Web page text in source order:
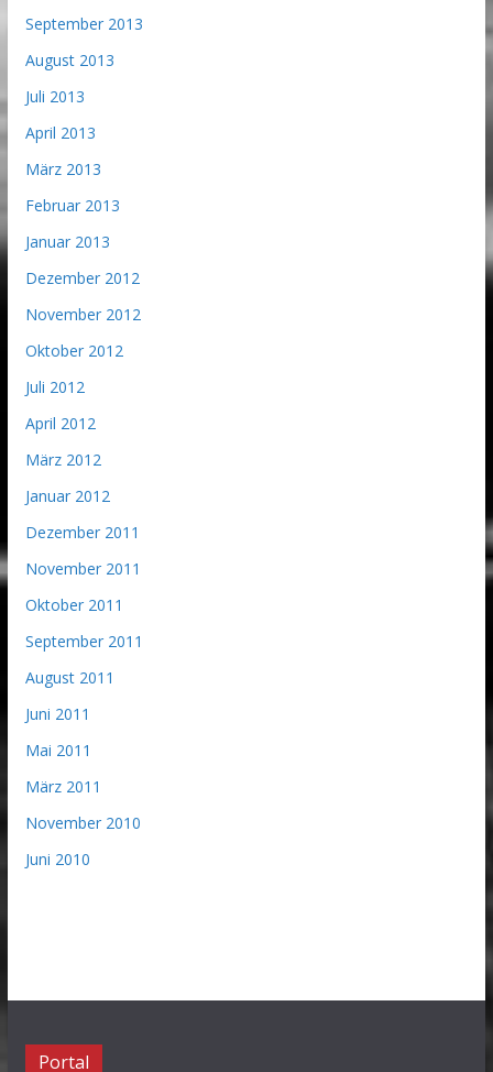
September 2013
August 2013
Juli 2013
April 2013
März 2013
Februar 2013
Januar 2013
Dezember 2012
November 2012
Oktober 2012
Juli 2012
April 2012
März 2012
Januar 2012
Dezember 2011
November 2011
Oktober 2011
September 2011
August 2011
Juni 2011
Mai 2011
März 2011
November 2010
Juni 2010
Portal